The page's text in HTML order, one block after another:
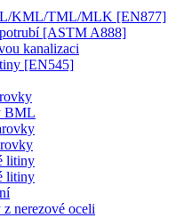
KML/TML/MLK [EN877]
[ASTM A888]
kanalizaci
[EN545]
BML
litiny
litiny
nerezové oceli